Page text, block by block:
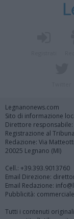
Legnanonews.com
Sito di informazione
Direttore responsabile:
Registrazione al
Redazione: Via
20025 Legnano (MI)
Cell.: +39.393.9013760
Email Direzione:
Email Redazione:
Pubblicità:
Tutti i contenuti